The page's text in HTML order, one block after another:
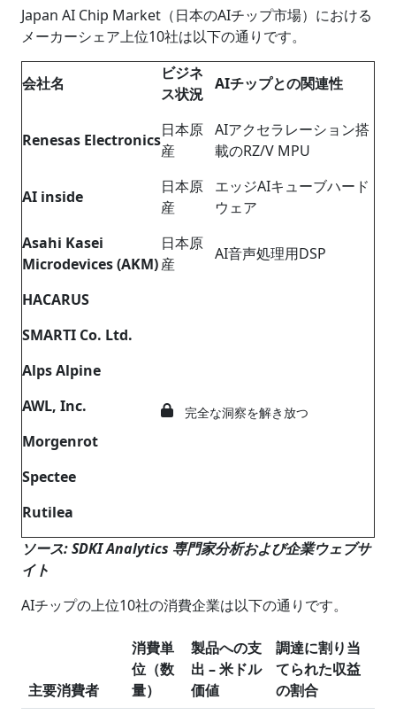
Japan AI Chip Market（日本のAIチップ市場）における
メーカーシェア上位10社は以下の通りです。
会社名
ビジネ
ス状況
AIチップとの関連性
Renesas Electronics
日本原
産
AIアクセラレーション搭
載のRZ/V MPU
AI inside
日本原
産
エッジAIキューブハード
ウェア
Asahi Kasei
Microdevices (AKM)
日本原
産
AI音声処理用DSP
HACARUS
完全な洞察を解き放つ
SMARTI Co. Ltd.
Alps Alpine
AWL, Inc.
Morgenrot
Spectee
Rutilea
ソース: SDKI Analytics 専門家分析および企業ウェブサ
イト
AIチップの上位10社の消費企業は以下の通りです。
主要消費者
消費単
位（数
量）
製品への支
出 – 米ドル
価値
調達に割り当
てられた収益
の割合